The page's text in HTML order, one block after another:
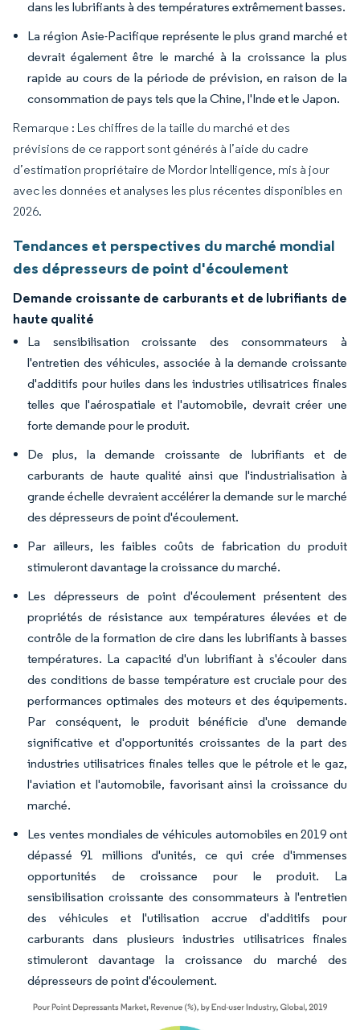
dans les lubrifiants à des températures extrêmement basses.
La région Asie-Pacifique représente le plus grand marché et
devrait également être le marché à la croissance la plus
rapide au cours de la période de prévision, en raison de la
consommation de pays tels que la Chine, l'Inde et le Japon.
Remarque : Les chiffres de la taille du marché et des
prévisions de ce rapport sont générés à l’aide du cadre
d’estimation propriétaire de Mordor Intelligence, mis à jour
avec les données et analyses les plus récentes disponibles en
2026.
Tendances et perspectives du marché mondial
des dépresseurs de point d'écoulement
Demande croissante de carburants et de lubrifiants de
haute qualité
La sensibilisation croissante des consommateurs à
l'entretien des véhicules, associée à la demande croissante
d'additifs pour huiles dans les industries utilisatrices finales
telles que l'aérospatiale et l'automobile, devrait créer une
forte demande pour le produit.
De plus, la demande croissante de lubrifiants et de
carburants de haute qualité ainsi que l'industrialisation à
grande échelle devraient accélérer la demande sur le marché
des dépresseurs de point d'écoulement.
Par ailleurs, les faibles coûts de fabrication du produit
stimuleront davantage la croissance du marché.
Les dépresseurs de point d'écoulement présentent des
propriétés de résistance aux températures élevées et de
contrôle de la formation de cire dans les lubrifiants à basses
températures. La capacité d'un lubrifiant à s'écouler dans
des conditions de basse température est cruciale pour des
performances optimales des moteurs et des équipements.
Par conséquent, le produit bénéficie d'une demande
significative et d'opportunités croissantes de la part des
industries utilisatrices finales telles que le pétrole et le gaz,
l'aviation et l'automobile, favorisant ainsi la croissance du
marché.
Les ventes mondiales de véhicules automobiles en 2019 ont
dépassé 91 millions d'unités, ce qui crée d'immenses
opportunités de croissance pour le produit. La
sensibilisation croissante des consommateurs à l'entretien
des véhicules et l'utilisation accrue d'additifs pour
carburants dans plusieurs industries utilisatrices finales
stimuleront davantage la croissance du marché des
dépresseurs de point d'écoulement.